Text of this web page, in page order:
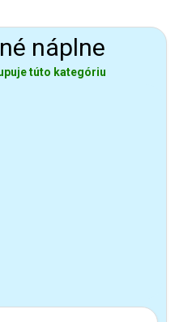
náplne
túto kategóriu